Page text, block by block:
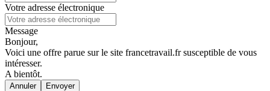
Votre adresse électronique
Message
Bonjour,
Voici une offre parue sur le site francetravail.fr susceptible de vous
intéresser.
A bientôt.
Annuler